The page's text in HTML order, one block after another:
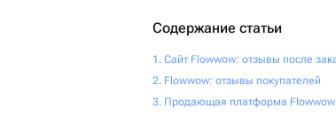
Содержание статьи
Сайт Flowwow: отзывы после
Flowwow: отзывы покупателей
Продающая платформа